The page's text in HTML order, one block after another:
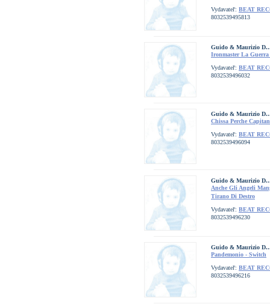
Vydavateľ: BEAT
8032539495813
Guido & Maurizio
Ironmaster La Guerra
Vydavateľ: BEAT
8032539496032
Guido & Maurizio
Chissa Perche
Vydavateľ: BEAT
8032539496094
Guido & Maurizio
Anche Gli Angeli
Tirano Di Destro
Vydavateľ: BEAT
8032539496230
Guido & Maurizio
Pandemonio - Switch
Vydavateľ: BEAT
8032539496216